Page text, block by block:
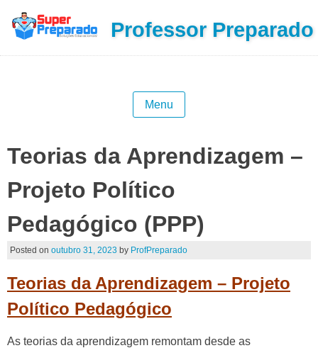
Professor Preparado
Menu
Teorias da Aprendizagem –
Projeto Político
Pedagógico (PPP)
Posted on outubro 31, 2023 by ProfPreparado
Teorias da Aprendizagem – Projeto
Político Pedagógico
As teorias da aprendizagem remontam desde as